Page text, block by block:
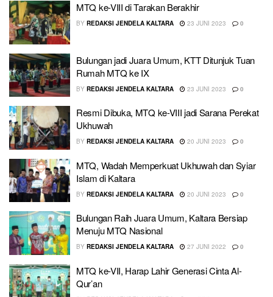
MTQ ke-VIII di Tarakan Berakhir
BY REDAKSI JENDELA KALTARA 23 JUNI 2023 0
Bulungan jadi Juara Umum, KTT Ditunjuk Tuan
Rumah MTQ ke IX
BY REDAKSI JENDELA KALTARA 23 JUNI 2023 0
Resmi Dibuka, MTQ ke-VIII jadi Sarana Perekat
Ukhuwah
BY REDAKSI JENDELA KALTARA 20 JUNI 2023 0
MTQ, Wadah Memperkuat Ukhuwah dan Syiar
Islam di Kaltara
BY REDAKSI JENDELA KALTARA 20 JUNI 2023 0
Bulungan Raih Juara Umum, Kaltara Bersiap
Menuju MTQ Nasional
BY REDAKSI JENDELA KALTARA 27 JUNI 2022 0
MTQ ke-VII, Harap Lahir Generasi Cinta Al-
Qur’an